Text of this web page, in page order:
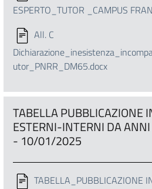
ESPERTO_TUTOR _CAMPUS
All. C
utor_PNRR_DM65.docx
TABELLA PUBBLICAZIONE
ESTERNI-INTERNI DA
- 10/01/2025
TABELLA_PUBBLICAZIONE